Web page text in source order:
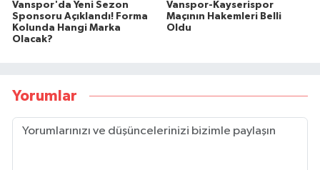
Vanspor'da Yeni Sezon
Sponsoru Açıklandı! Forma
Kolunda Hangi Marka
Olacak?
Vanspor-Kayserispor
Maçının Hakemleri Belli
Oldu
Yorumlar